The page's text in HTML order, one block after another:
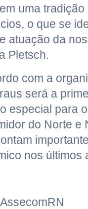
uma
o que se
atuação da
Pletsch.
com a
será a
especial para
do Norte e
nos últimos